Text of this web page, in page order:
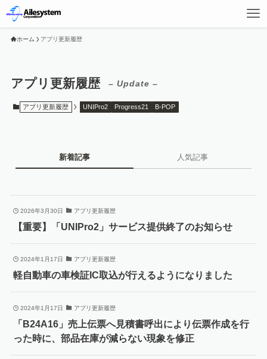
ホーム アプリ更新履歴
アプリ更新履歴 – Update –
アプリ更新履歴 UNIPro2 Progress21 B-POP
新着記事 人気記事
2026年3月30日 アプリ更新履歴
【重要】「UNIPro2」サービス提供終了のお知らせ
2024年1月17日 アプリ更新履歴
軽自動車の車検証IC取込が行えるようになりました
2024年1月17日 アプリ更新履歴
「B24A16」売上伝票へ見積書呼出により伝票作成を行
った時に、部品在庫が減らない現象を修正